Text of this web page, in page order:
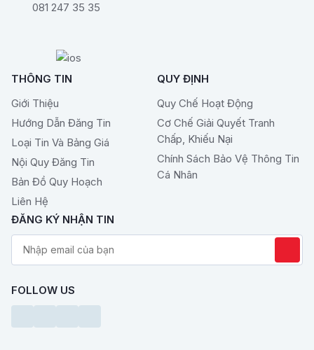
081 247 35 35
THÔNG TIN
Giới Thiệu
Hướng Dẫn Đăng Tin
Loại Tin Và Bảng Giá
Nội Quy Đăng Tin
Bản Đồ Quy Hoạch
Liên Hệ
QUY ĐỊNH
Quy Chế Hoạt Động
Cơ Chế Giải Quyết Tranh
Chấp, Khiếu Nại
Chính Sách Bảo Vệ Thông Tin
Cá Nhân
ĐĂNG KÝ NHẬN TIN
FOLLOW US